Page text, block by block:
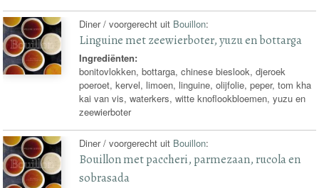
Diner / voorgerecht uit Bouillon:
Linguine met zeewierboter, yuzu en bottarga
Ingrediënten:
bonitovlokken, bottarga, chinese bieslook, djeroek
poeroet, kervel, limoen, linguine, olijfolie, peper, tom kha
kai van vis, waterkers, witte knoflookbloemen, yuzu en
zeewierboter
Diner / voorgerecht uit Bouillon:
Bouillon met paccheri, parmezaan, rucola en
sobrasada